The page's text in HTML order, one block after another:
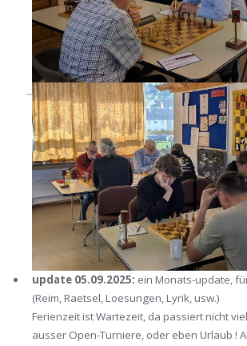
update 05.09.2025: ein Monats-update,
(Reim, Raetsel, Loesungen, Lyrik, usw.)
Ferienzeit ist Wartezeit, da passiert nicht
ausser Open-Turniere, oder eben Urlaub !